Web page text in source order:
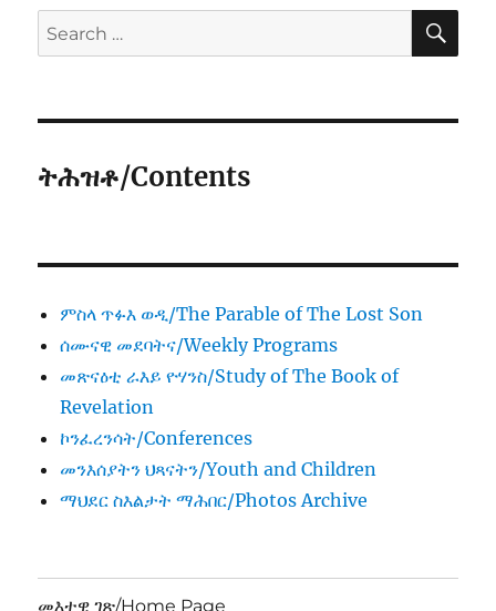
Search
for:
ትሕዝቶ/Contents
ምስላ ጥፉእ ወዲ/The Parable of The Lost Son
ሰሙናዊ መደባትና/Weekly Programs
መጽናዕቲ ራእይ ዮሃንስ/Study of The Book of
Revelation
ኮንፈረንሳት/Conferences
መንእሰያትን ህጻናትን/Youth and Children
ማህደር ስእልታት ማሕበር/Photos Archive
መእተዊ ገጽ/Home Page